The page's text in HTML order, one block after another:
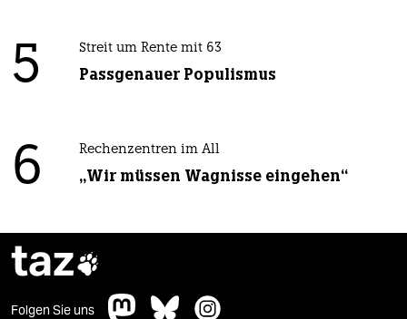
5 Streit um Rente mit 63
Passgenauer Populismus
6 Rechenzentren im All
„Wir müssen Wagnisse eingehen“
taz
Folgen Sie uns